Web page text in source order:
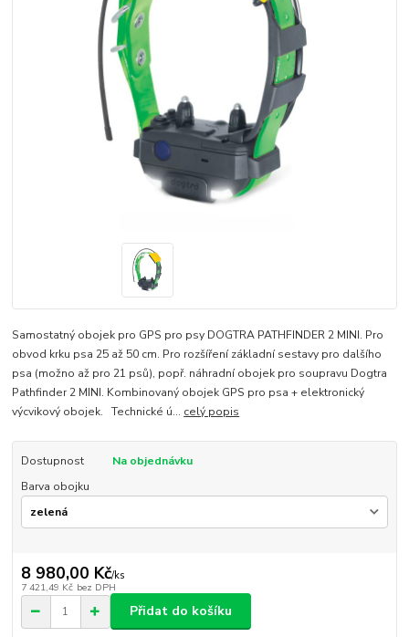
Samostatný obojek pro GPS pro psy DOGTRA PATHFINDER 2 MINI. Pro
obvod krku psa 25 až 50 cm. Pro rozšíření základní sestavy pro dalšího
psa (možno až pro 21 psů), popř. náhradní obojek pro soupravu Dogtra
Pathfinder 2 MINI. Kombinovaný obojek GPS pro psa + elektronický
výcvikový obojek. Technické ú... celý popis
Dostupnost
Na objednávku
Barva obojku
8 980,00 Kč/ks
7 421,49 Kč bez DPH
Přidat do košíku